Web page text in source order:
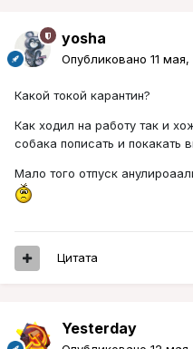
yosha
Опубликовано 11
Какой токой карантин?
Как ходил на работу так и
собака пописать и покакать
Мало того отпуск
Цитата
Yesterday